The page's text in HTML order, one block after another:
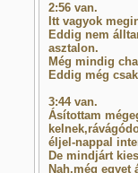
2:56 van.
Itt vagyok
Eddig nem
asztalon.
Még mindig
Eddig még
3:44 van.
Ásítottam
éljel-nappal
De mindjárt
Nah,még egyet